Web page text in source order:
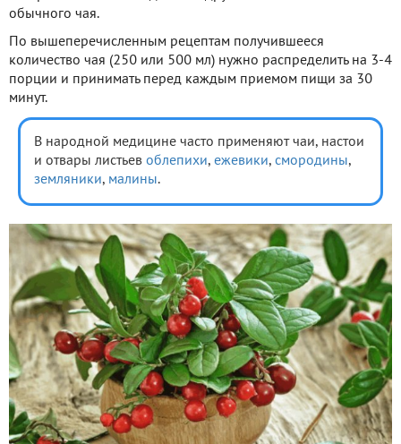
обычного чая.
По вышеперечисленным рецептам получившееся
количество чая (250 или 500 мл) нужно распределить на 3-4
порции и принимать перед каждым приемом пищи за 30
минут.
В народной медицине часто применяют чаи, настои
и отвары листьев облепихи, ежевики, смородины,
земляники, малины.